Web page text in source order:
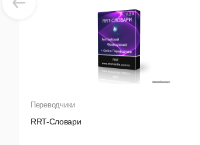
Переводчики
RRT-Словари